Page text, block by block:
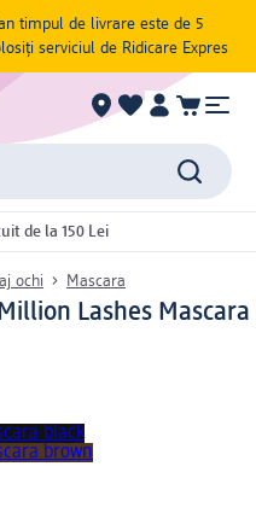
timpul de livrare este de 5
serviciul de Ridicare Expres
de la 150 Lei
ochi Mascara
Lashes Mascara
black
brown